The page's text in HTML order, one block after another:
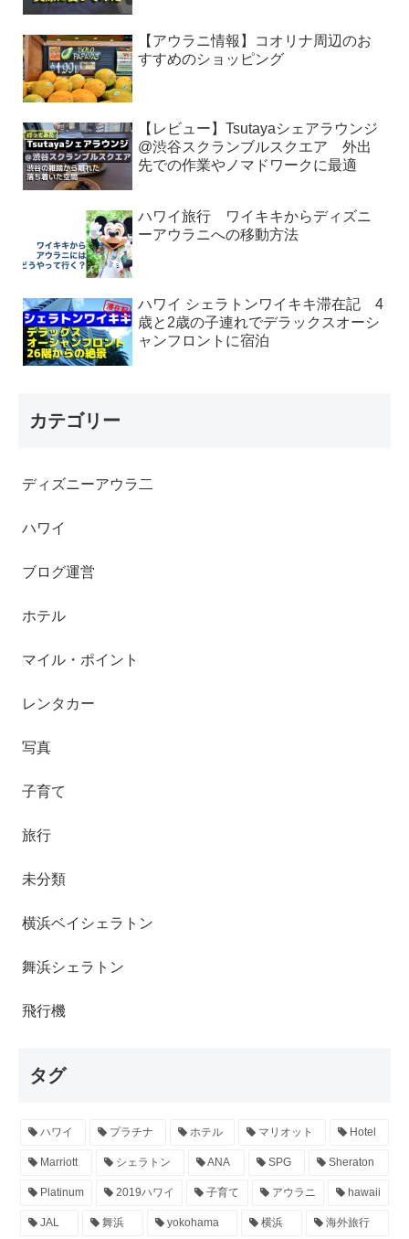
【アウラニ情報】コオリナ周辺のお
すすめのショッピング
【レビュー】Tsutayaシェアラウンジ
@渋谷スクランブルスクエア 外出
先での作業やノマドワークに最適
ハワイ旅行 ワイキキからディズニ
ーアウラニへの移動方法
ハワイ シェラトンワイキキ滞在記 4
歳と2歳の子連れでデラックスオーシ
ャンフロントに宿泊
カテゴリー
ディズニーアウラ二
ハワイ
ブログ運営
ホテル
マイル・ポイント
レンタカー
写真
子育て
旅行
未分類
横浜ベイシェラトン
舞浜シェラトン
飛行機
タグ
ハワイ プラチナ ホテル マリオット Hotel
Marriott シェラトン ANA SPG Sheraton
Platinum 2019ハワイ 子育て アウラニ hawaii
JAL 舞浜 yokohama 横浜 海外旅行